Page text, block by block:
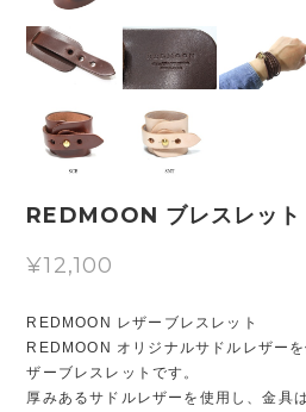
REDMOON ブレスレット
¥12,100
REDMOON レザーブレスレット
REDMOON オリジナルサドルレザー
ザーブレスレットです。
厚みあるサドルレザーを使用し、金具